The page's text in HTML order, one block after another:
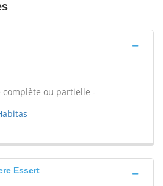
ou partielle -
Essert